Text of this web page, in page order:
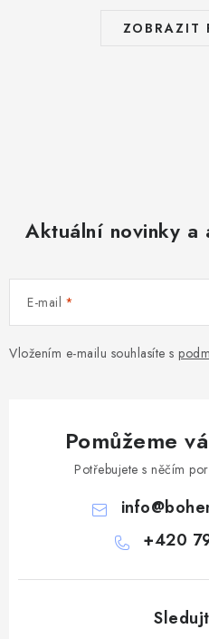
ZOBRAZIT
Aktuální novinky a
E-mail
Vložením e-mailu souhlasíte s
Pomůžeme
Potřebujete s něčím
info@
+420